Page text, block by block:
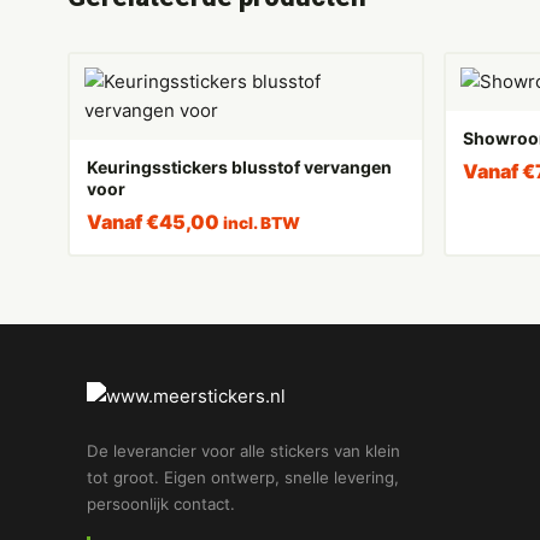
Keuringsstickers blusstof vervangen
voor
Vanaf€45,00 incl. BTW
Vanaf€
De leverancier voor alle stickers van klein
tot groot. Eigen ontwerp, snelle levering,
persoonlijk contact.